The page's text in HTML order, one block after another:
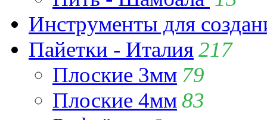
Инструменты для
Пайетки - Италия217
Плоские 3мм 79
Плоские 4мм83